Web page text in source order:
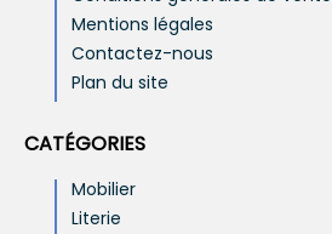
Mentions légales
Contactez-nous
Plan du site
CATÉGORIES
Mobilier
Literie